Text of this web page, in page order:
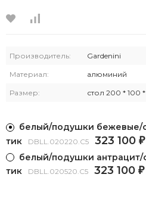
Производитель: Gardenini
Материал: алюминий
Размер: стол 200 * 100
белый/подушки бежевые/
тик
DBLL.020220.С5 323 100 ₽
белый/подушки
тик
DBLL.020520.С5 323 100 ₽